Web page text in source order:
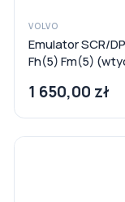
VOLVO
Emulator SCR/
Fh(5) Fm(5)
1 650,00 zł